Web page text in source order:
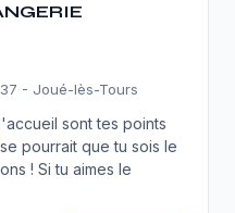
37 - Joué-lès-Tours
sont tes points
pourrait que tu sois le
! Si tu aimes le